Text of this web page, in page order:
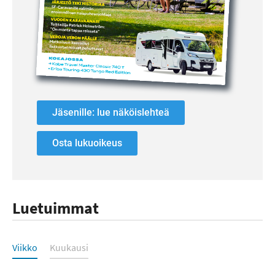
Jäsenille: lue näköislehteä
Osta lukuoikeus
Luetuimmat
Luetuimmat
Viikko Kuukausi